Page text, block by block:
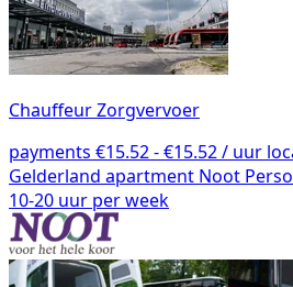
Chauffeur Zorgvervoer
payments €15.52 - €15.52 / uur
Gelderland apartment Noot
10-20 uur per week